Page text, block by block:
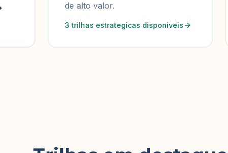
de alto valor.
3 trilhas estrategicas disponiveis